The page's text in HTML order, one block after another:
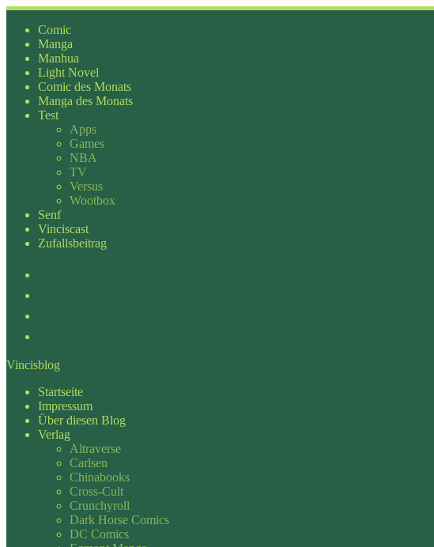
Zum
Inhalt
springen
Comic
Manga
Manhua
Light Novel
Comic des Monats
Manga des Monats
Test
Apps
Games
NBA
TV
Versus
Wootbox
Senf
Vinciscast
Zufallsbeitrag
Vincisblog
Startseite
Impressum
Über diesen Blog
Verlag
Altraverse
Carlsen
Chinabooks
Cross-Cult
Crunchyroll
Dark Horse Comics
DC Comics